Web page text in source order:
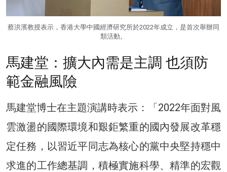
蔡洪濱教授表示，香港大學中國經濟研究所於2022年成立，是首次舉辦同
類活動。
馬建堂：擴大內需是主調 也須防
範金融風險
馬建堂博士在主題演講時表示：「2022年面對風
雲激盪的國際環境和艱鉅繁重的國內發展改革穩
定任務，以習近平同志為核心的黨中央堅持穩中
求進的工作總基調，積極實施科學、精準的宏觀